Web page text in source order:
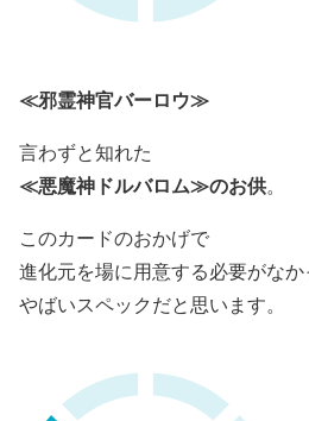
≪邪霊神官バーロウ≫
言わずと知れた
≪悪魔神ドルバロム≫のお供。
このカードのおかげで
進化元を場に用意する必要がなか
やばいスペックだと思います。